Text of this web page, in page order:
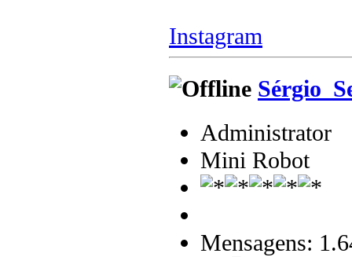
Instagram
Administrator
Mini Robot
Mensagens: